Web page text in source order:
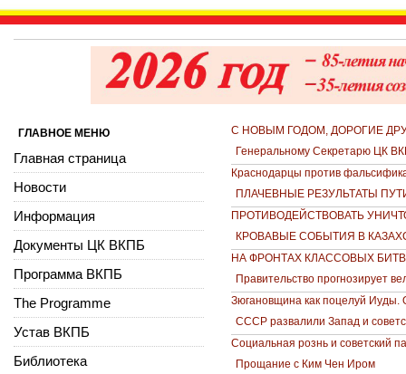
С НОВЫМ ГОДОМ, ДОРОГИЕ
Генеральному Секретарю ЦК
Краснодарцы против
ПЛАЧЕВНЫЕ РЕЗУЛЬТАТЫ
ПРОТИВОДЕЙСТВОВАТЬ
КРОВАВЫЕ СОБЫТИЯ В
НА ФРОНТАХ КЛАССОВЫХ БИТВ
Правительство прогнозирует
Зюгановщина как поцелуй Иуды.
СССР развалили Запад и
Социальная рознь и советский
Прощание с Ким Чен Иром
ГЛАВНОЕ МЕНЮ
Главная страница
Новости
Информация
Документы ЦК ВКПБ
Программа ВКПБ
The Programme
Устав ВКПБ
Библиотека